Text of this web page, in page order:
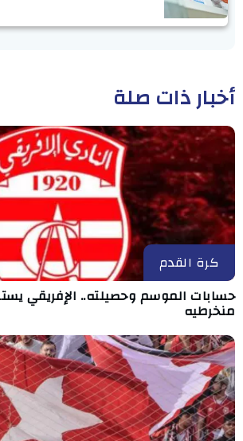
أخبار ذات صلة
كرة القدم
حسابات الموسم وحصيلته.. الإفريقي
منخرطيه